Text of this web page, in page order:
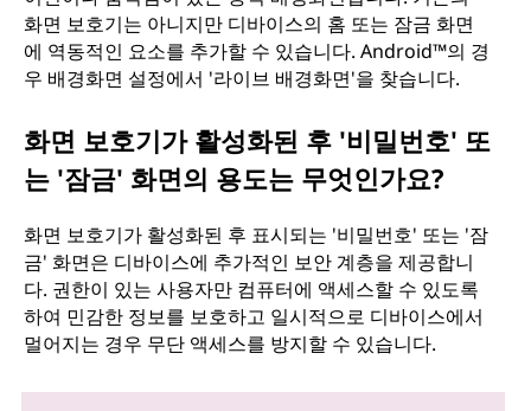
화면 보호기는 아니지만 디바이스의 홈 또는 잠금 화면
에 역동적인 요소를 추가할 수 있습니다. Android™의 경
우 배경화면 설정에서 '라이브 배경화면'을 찾습니다.
화면 보호기가 활성화된 후 '비밀번호' 또
는 '잠금' 화면의 용도는 무엇인가요?
화면 보호기가 활성화된 후 표시되는 '비밀번호' 또는 '잠
금' 화면은 디바이스에 추가적인 보안 계층을 제공합니
다. 권한이 있는 사용자만 컴퓨터에 액세스할 수 있도록
하여 민감한 정보를 보호하고 일시적으로 디바이스에서
멀어지는 경우 무단 액세스를 방지할 수 있습니다.